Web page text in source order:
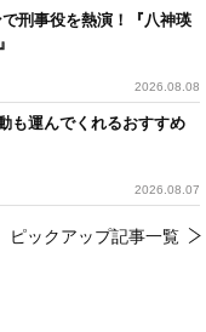
刑事役を熱演！『八神瑛
2026.08.08
も運んでくれるおすすめ
2026.08.07
ピックアップ記事一覧